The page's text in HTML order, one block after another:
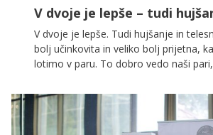
V dvoje je lepše – tudi
V dvoje je lepše. Tudi hujšanje in
bolj učinkovita in veliko bolj prijetna,
lotimo v paru. To dobro vedo naši
počitnice'. Za vse tiste, ki boste sledili
vzoru in hujšali v dvoje, smo skupaj z
mag. farmacije, zbrali nasvete, ki